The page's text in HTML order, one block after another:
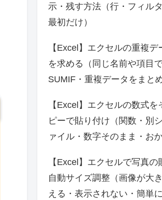
示・残す方法（行・フィル
最初だけ）
【Excel】エクセルの重複
を求める（同じ名前や項目
SUMIF・重複データをまと
【Excel】エクセルの数式を
ピーで貼り付け（関数・別
ァイル・数字そのまま・お
【Excel】エクセルで写真
自動サイズ調整（画像が大
える・表示されない・簡単